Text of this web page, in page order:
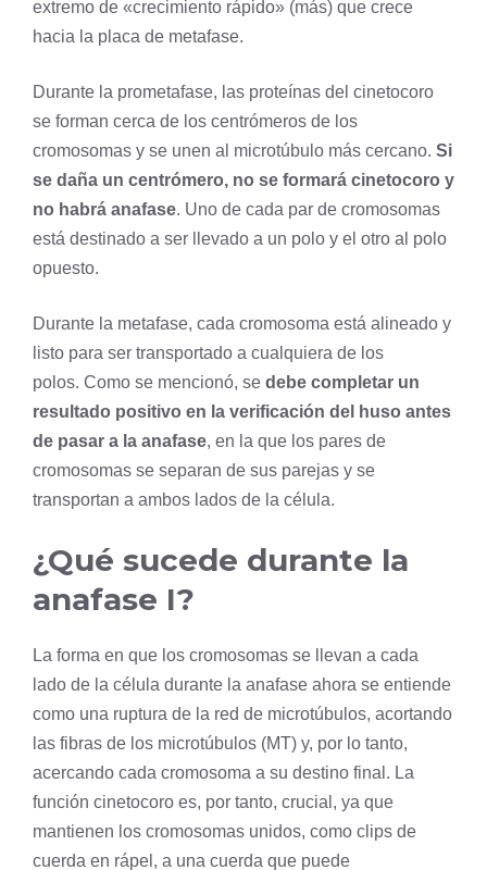
extremo de «crecimiento rápido» (más) que crece
hacia la placa de metafase.
Durante la prometafase, las proteínas del cinetocoro
se forman cerca de los centrómeros de los
cromosomas y se unen al microtúbulo más cercano. Si
se daña un centrómero, no se formará cinetocoro y
no habrá anafase. Uno de cada par de cromosomas
está destinado a ser llevado a un polo y el otro al polo
opuesto.
Durante la metafase, cada cromosoma está alineado y
listo para ser transportado a cualquiera de los
polos. Como se mencionó, se debe completar un
resultado positivo en la verificación del huso antes
de pasar a la anafase, en la que los pares de
cromosomas se separan de sus parejas y se
transportan a ambos lados de la célula.
¿Qué sucede durante la
anafase I?
La forma en que los cromosomas se llevan a cada
lado de la célula durante la anafase ahora se entiende
como una ruptura de la red de microtúbulos, acortando
las fibras de los microtúbulos (MT) y, por lo tanto,
acercando cada cromosoma a su destino final. La
función cinetocoro es, por tanto, crucial, ya que
mantienen los cromosomas unidos, como clips de
cuerda en rápel, a una cuerda que puede